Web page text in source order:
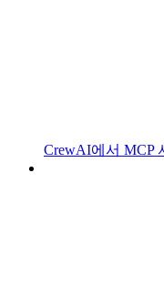
CrewAI에서 MCP